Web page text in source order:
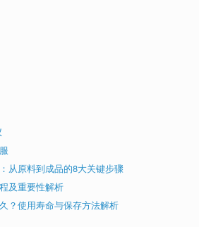
从原料到成品的8大关键步骤
及重要性解析
？使用寿命与保存方法解析